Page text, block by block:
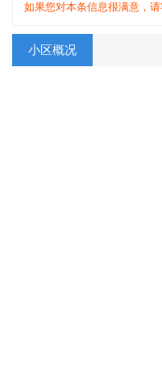
如果您对本条信息很满意，
小区概况